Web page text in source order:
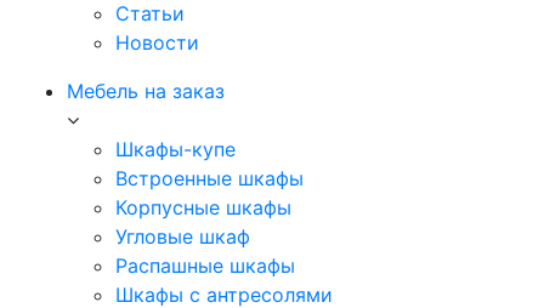
Статьи
Новости
Мебель на заказ
Шкафы-купе
Встроенные шкафы
Корпусные шкафы
Угловые шкаф
Распашные шкафы
Шкафы с антресолями